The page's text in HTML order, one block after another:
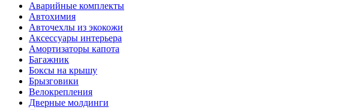
Аварийные комплекты
Автохимия
Авточехлы из экокожи
Аксессуары интерьера
Амортизаторы капота
Багажник
Боксы на крышу
Брызговики
Велокрепления
Дверные молдинги